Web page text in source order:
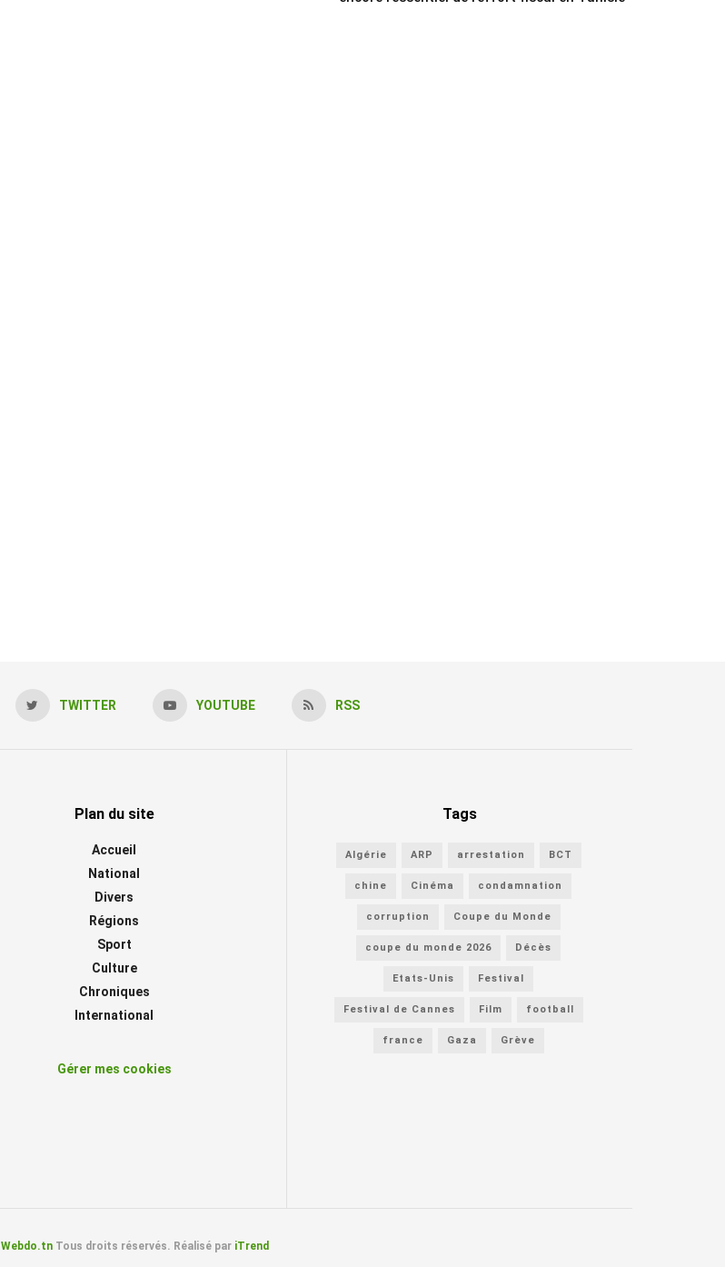
TWITTER YOUTUBE RSS
Plan du site
Accueil
National
Divers
Régions
Sport
Culture
Chroniques
International
Gérer mes cookies
Tags
Algérie ARP arrestation BCT
chine Cinéma condamnation
corruption Coupe du Monde
coupe du monde 2026 Décès
Etats-Unis Festival
Festival de Cannes Film football
france Gaza Grève
Webdo.tnTous droits réservés. Réalisé par iTrend